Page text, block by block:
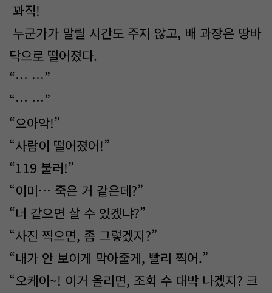
꽈직!
누군가가 말릴 시간도 주지 않고, 배 과장은 땅바
닥으로 떨어졌다.
“… …”
“… …”
“으아악!”
“사람이 떨어졌어!”
“119 불러!”
“이미… 죽은 거 같은데?”
“너 같으면 살 수 있겠냐?”
“사진 찍으면, 좀 그렇겠지?”
“내가 안 보이게 막아줄게, 빨리 찍어.”
“오케이~! 이거 올리면, 조회 수 대박 나겠지? 크